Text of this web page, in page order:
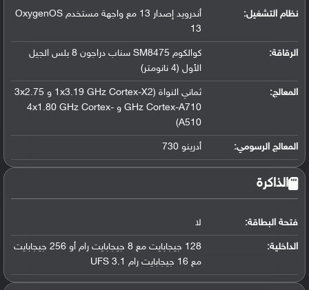
نظام التشغيل:
أندرويد إصدار 13 مع واجهة مستخدم OxygenOS
13
الرقاقة:
كوالكوم SM8475 سناب دراجون 8 بلس الجيل
الأول (4 نانومتر)
المعالج:
ثماني النواة (1x3.19 GHz Cortex-X2 و 3x2.75
GHz Cortex-A710 و 4x1.80 GHz Cortex-
A510)
المعالج الرسومي: أدرينو 730
الذاكرة
فتحة البطاقة: لا
الداخلية:
128 جيجابايت مع 8 جيجابايت رام أو 256 جيجابايت
مع 16 جيجابايت رام UFS 3.1